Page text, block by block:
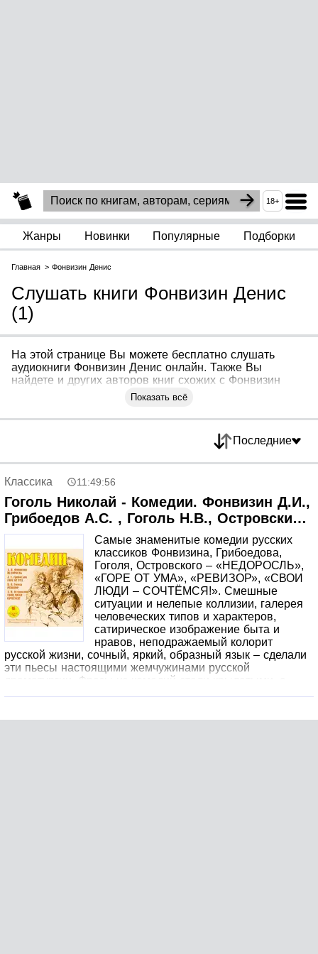
18+
Жанры Новинки Популярные Подборки
Главная Фонвизин Денис
Слушать книги Фонвизин Денис
(1)
На этой странице Вы можете бесплатно слушать
аудиокниги Фонвизин Денис онлайн. Также Вы
найдете и других авторов книг схожих с Фонвизин
Показать всё
Последние
Классика 11:49:56
Гоголь Николай - Комедии. Фонвизин Д.И.,
Грибоедов А.С. , Гоголь Н.В., Островский
А.Н.
Самые знаменитые комедии русских
классиков Фонвизина, Грибоедова,
Гоголя, Островского – «НЕДОРОСЛЬ»,
«ГОРЕ ОТ УМА», «РЕВИЗОР», «СВОИ
ЛЮДИ – СОЧТЁМСЯ!». Смешные
ситуации и нелепые коллизии, галерея
человеческих типов и характеров,
сатирическое изображение быта и
нравов, неподражаемый колорит
русской жизни, сочный, яркий, образный язык – сделали
эти пьесы настоящими жемчужинами русской
драматургии. Фразы из комедий стали крылатыми, а
Ревизор А.Н. Островский. Свои люди – сочтемся!